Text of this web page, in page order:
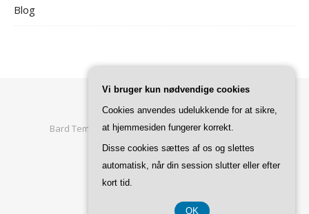
Blog
Bard Tema afWP Royal. Forside Privatlivspolitik
TILBAGE TIL TOPPEN
Vi bruger kun nødvendige cookies
Cookies anvendes udelukkende for at sikre,
at hjemmesiden fungerer korrekt.
Disse cookies sættes af os og slettes
automatisk, når din session slutter eller efter
kort tid.
OK